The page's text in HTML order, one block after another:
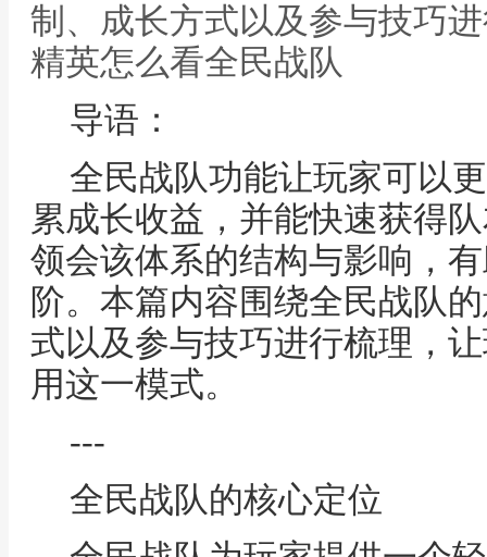
制、成长方式以及参与技巧
精英怎么看全民战队
导语：
全民战队功能让玩家可以
累成长收益，并能快速获得
领会该体系的结构与影响，
阶。本篇内容围绕全民战队
式以及参与技巧进行梳理，
用这一模式。
---
全民战队的核心定位